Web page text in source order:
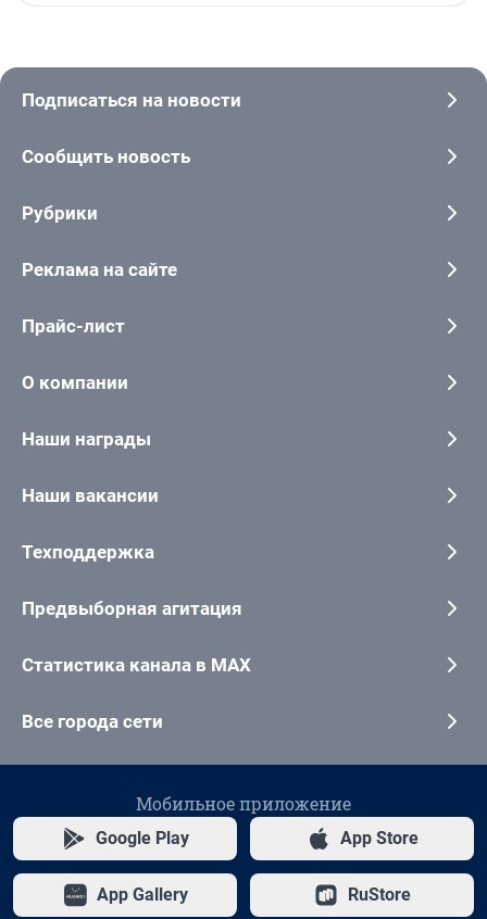
Подписаться на новости
Сообщить новость
Рубрики
Реклама на сайте
Прайс-лист
О компании
Наши награды
Наши вакансии
Техподдержка
Предвыборная агитация
Статистика канала в MAX
Все города сети
Мобильное приложение
Google Play App Store
App Gallery RuStore